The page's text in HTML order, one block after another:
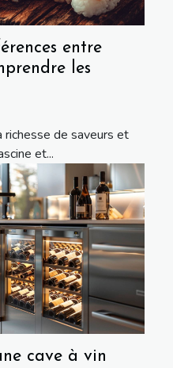
entre
les
richesse de saveurs et
et...
cave à vin